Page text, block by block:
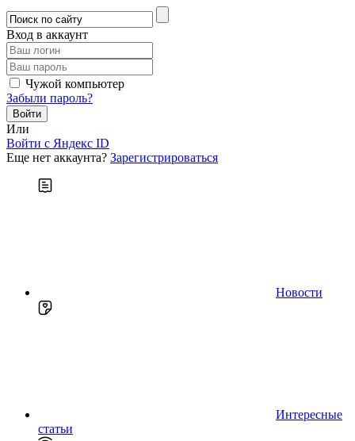
Вход в аккаунт
Чужой компьютер
Забыли пароль?
Или
Войти c Яндекс ID
Еще нет аккаунта? Зарегистрироваться
Новости
Интересные
статьи